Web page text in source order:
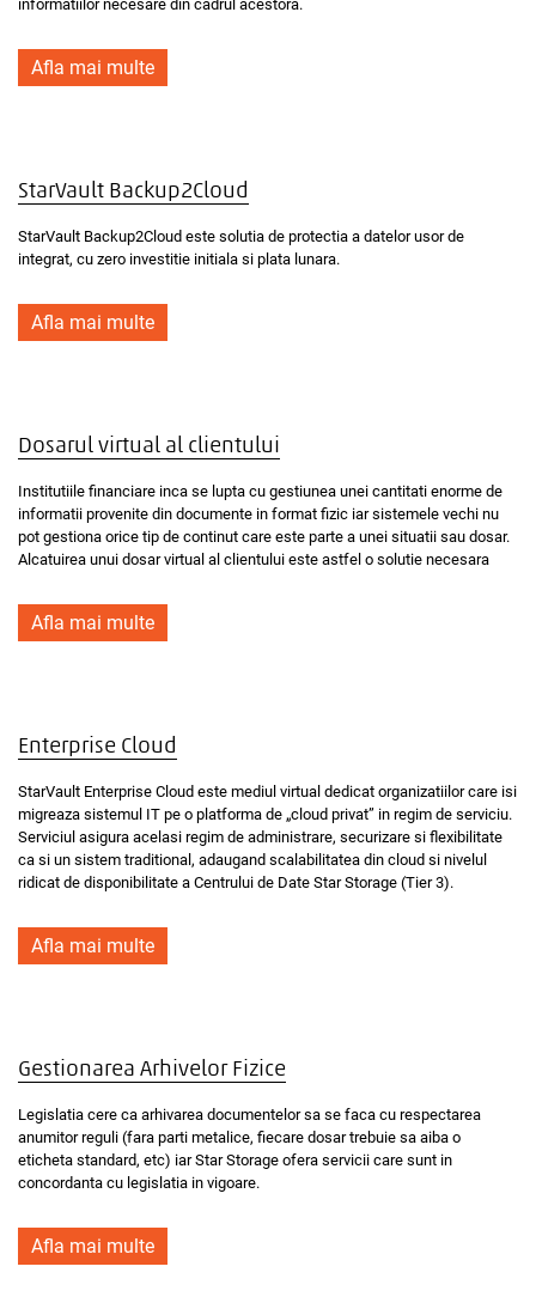
informatiilor necesare din cadrul acestora.
Afla mai multe
StarVault Backup2Cloud
StarVault Backup2Cloud este solutia de protectia a datelor usor de
integrat, cu zero investitie initiala si plata lunara.
Afla mai multe
Dosarul virtual al clientului
Institutiile financiare inca se lupta cu gestiunea unei cantitati enorme de
informatii provenite din documente in format fizic iar sistemele vechi nu
pot gestiona orice tip de continut care este parte a unei situatii sau dosar.
Alcatuirea unui dosar virtual al clientului este astfel o solutie necesara
Afla mai multe
Enterprise Cloud
StarVault Enterprise Cloud este mediul virtual dedicat organizatiilor care isi
migreaza sistemul IT pe o platforma de „cloud privat” in regim de serviciu.
Serviciul asigura acelasi regim de administrare, securizare si flexibilitate
ca si un sistem traditional, adaugand scalabilitatea din cloud si nivelul
ridicat de disponibilitate a Centrului de Date Star Storage (Tier 3).
Afla mai multe
Gestionarea Arhivelor Fizice
Legislatia cere ca arhivarea documentelor sa se faca cu respectarea
anumitor reguli (fara parti metalice, fiecare dosar trebuie sa aiba o
eticheta standard, etc) iar Star Storage ofera servicii care sunt in
concordanta cu legislatia in vigoare.
Afla mai multe